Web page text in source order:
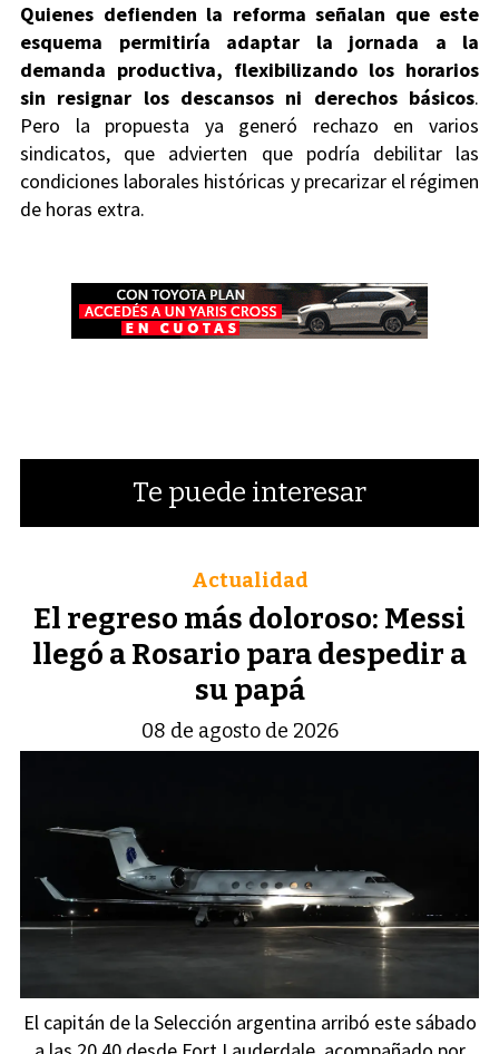
Quienes defienden la reforma señalan que este
esquema permitiría adaptar la jornada a la
demanda productiva, flexibilizando los horarios
sin resignar los descansos ni derechos básicos.
Pero la propuesta ya generó rechazo en varios
sindicatos, que advierten que podría debilitar las
condiciones laborales históricas y precarizar el régimen
de horas extra.
Te puede interesar
El regreso más doloroso: Messi
llegó a Rosario para despedir a
su papá
Actualidad
08 de agosto de 2026
El capitán de la Selección argentina arribó este sábado